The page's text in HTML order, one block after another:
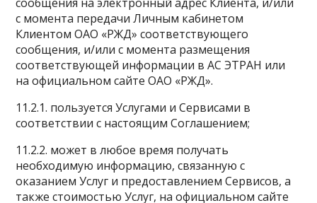
с момента передачи Личным кабинетом
Клиентом ОАО «РЖД» соответствующего
сообщения, и/или с момента размещения
соответствующей информации в АС ЭТРАН или
на официальном сайте ОАО «РЖД».
11.2.1. пользуется Услугами и Сервисами в
соответствии с настоящим Соглашением;
11.2.2. может в любое время получать
необходимую информацию, связанную с
оказанием Услуг и предоставлением Сервисов, а
также стоимостью Услуг, на официальном сайте